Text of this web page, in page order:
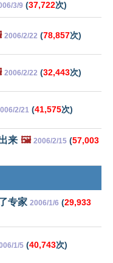
3/9 (37,722次)
2006/2/22 (78,857次)
2006/2/22 (32,443次)
2/21 (41,575次)
来 🖼️ 2006/2/15 (57,003
专家 2006/1/6 (29,933
1/5 (40,743次)